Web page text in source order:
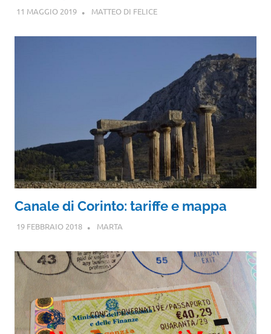
11 MAGGIO 2019 MATTEO DI FELICE
Canale di Corinto: tariffe e mappa
19 FEBBRAIO 2018 MARTA